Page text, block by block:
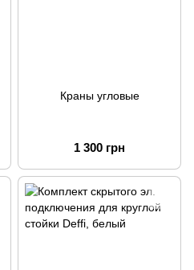
Краны угловые
1 300 грн